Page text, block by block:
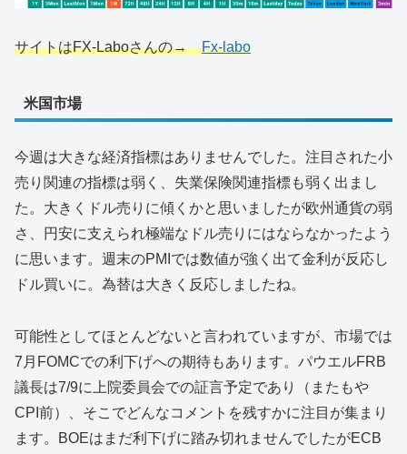
サイトはFX-Laboさんの→Fx-labo
米国市場
今週は大きな経済指標はありませんでした。注目された小
売り関連の指標は弱く、失業保険関連指標も弱く出まし
た。大きくドル売りに傾くかと思いましたが欧州通貨の弱
さ、円安に支えられ極端なドル売りにはならなかったよう
に思います。週末のPMIでは数値が強く出て金利が反応し
ドル買いに。為替は大きく反応しましたね。
可能性としてほとんどないと言われていますが、市場では
7月FOMCでの利下げへの期待もあります。パウエルFRB
議長は7/9に上院委員会での証言予定であり（またもや
CPI前）、そこでどんなコメントを残すかに注目が集まり
ます。BOEはまだ利下げに踏み切れませんでしたがECB